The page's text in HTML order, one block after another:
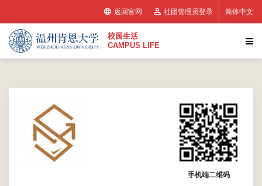
返回官网 社团管理员登录 简体中文
校园生活
CAMPUS LIFE
手机端二维码